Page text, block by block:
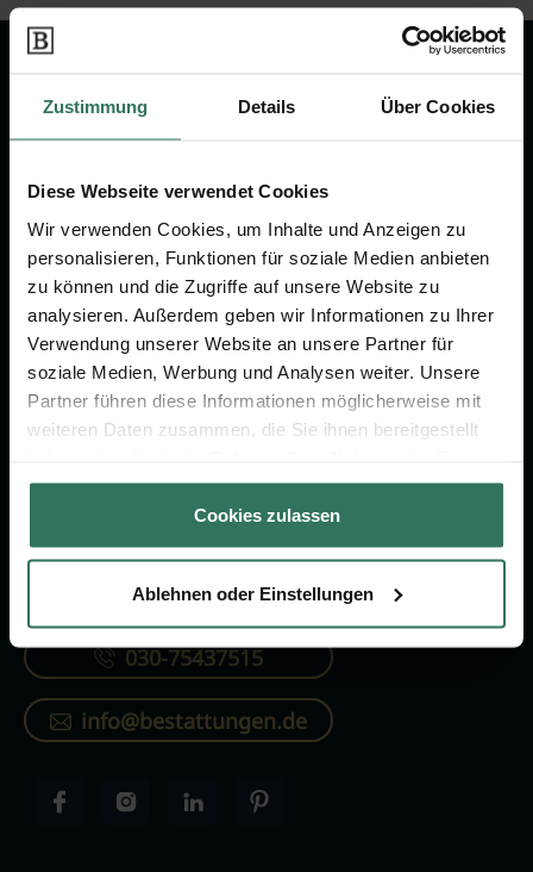
Zustimmung Details Über Cookies
Diese Webseite verwendet Cookies
Wir verwenden Cookies, um Inhalte und Anzeigen zu
personalisieren, Funktionen für soziale Medien anbieten
zu können und die Zugriffe auf unsere Website zu
analysieren. Außerdem geben wir Informationen zu Ihrer
Verwendung unserer Website an unsere Partner für
soziale Medien, Werbung und Analysen weiter. Unsere
Partner führen diese Informationen möglicherweise mit
weiteren Daten zusammen, die Sie ihnen bereitgestellt
gesammelt haben.
Cookies zulassen
Ablehnen oder Einstellungen
Wir sind Ihr Ansprechpartner rund
Vorsorge.
Jetzt beraten lassen
FÜR SIE
Vergleich
Verzeichnis
FÜR BESTATTER
Online-Portal
KONTAKTIEREN SIE UNS
030-75437515
info@bestattungen.de